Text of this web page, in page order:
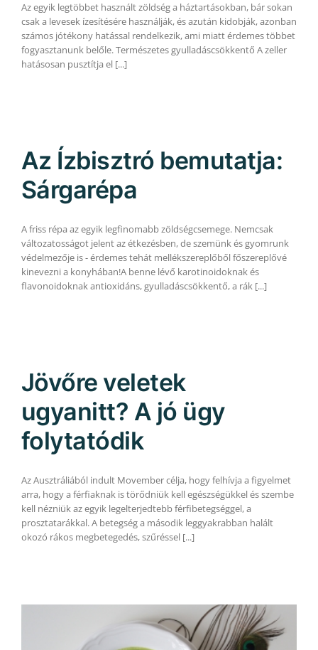
Az egyik legtöbbet használt zöldség a háztartásokban, bár sokan
csak a levesek ízesítésére használják, és azután kidobják, azonban
számos jótékony hatással rendelkezik, ami miatt érdemes többet
fogyasztanunk belőle. Természetes gyulladáscsökkentő A zeller
hatásosan pusztítja el [...]
Az Ízbisztró bemutatja:
Sárgarépa
A friss répa az egyik legfinomabb zöldségcsemege. Nemcsak
változatosságot jelent az étkezésben, de szemünk és gyomrunk
védelmezője is - érdemes tehát mellékszereplőből főszereplővé
kinevezni a konyhában!A benne lévő karotinoidoknak és
flavonoidoknak antioxidáns, gyulladáscsökkentő, a rák [...]
Jövőre veletek
ugyanitt? A jó ügy
folytatódik
Az Ausztráliából indult Movember célja, hogy felhívja a figyelmet
arra, hogy a férfiaknak is törődniük kell egészségükkel és szembe
kell nézniük az egyik legelterjedtebb férfibetegséggel, a
prosztatarákkal. A betegség a második leggyakrabban halált
okozó rákos megbetegedés, szűréssel [...]